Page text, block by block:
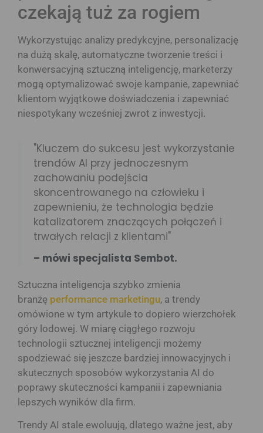
czekają tuż za rogiem
Wykorzystując analizy predykcyjne, personalizację
na dużą skalę, automatyczne tworzenie treści i
konwersacyjną sztuczną inteligencję, marketerzy
mogą optymalizować swoje kampanie, zapewniać
klientom wyjątkowe doświadczenia i zapewniać
niespotykany wcześniej zwrot z inwestycji.
"Kluczem do sukcesu jest wykorzystanie
trendów AI przy jednoczesnym
zachowaniu podejścia
skoncentrowanego na człowieku i
zapewnieniu, że technologia będzie
katalizatorem znaczących połączeń i
trwałych relacji z klientami"
– mówi specjalista Sembot.
Sztuczna inteligencja szybko zmienia
branżę performance marketingu, a trendy
omówione w tym artykule to dopiero wierzchołek
góry lodowej. W miarę ciągłego rozwoju
technologii sztucznej inteligencji możemy
spodziewać się jeszcze bardziej innowacyjnych i
skutecznych sposobów wykorzystania AI do
poprawy skuteczności kampanii i zapewniania
lepszych wyników dla firm.
Trendy AI stale ewoluują, dlatego ważne jest, aby